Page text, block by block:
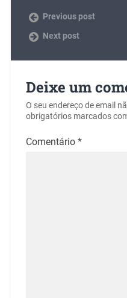
Previous post
Next post
Deixe um
O seu endereço de email
obrigatórios marcados
Comentário *